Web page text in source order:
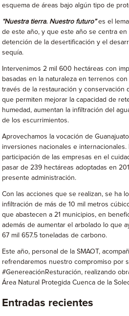
esquema de áreas bajo algún tipo de
“Nuestra tierra. Nuestro futuro”es el
de este año, y que este año se centra
detención de la desertificación y el
sequía.
Intervenimos 2 mil 600 hectáreas con
basadas en la naturaleza en terrenos
través de la restauración y conservación
que permiten mejorar la capacidad de
humedad, aumentan la infiltración del
de los escurrimientos.
Aprovechamos la vocación de
inversiones nacionales e internacionales.
participación de las empresas en el
pasar de 239 hectáreas adoptadas en
presente administración.
Con las acciones que se realizan, se ha
infiltración de más de 10 mil metros
que abastecen a 21 municipios, en
además de aumentar el arbolado lo que
67 mil 657.5 toneladas de carbono.
Este año, personal de la SMAOT,
refrendaremos nuestro compromiso por
#GenereaciónResturación, realizando
Área Natural Protegida Cuenca de la
Entradas recientes